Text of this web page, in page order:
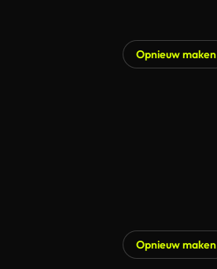
Opnieuw maken
Opnieuw maken